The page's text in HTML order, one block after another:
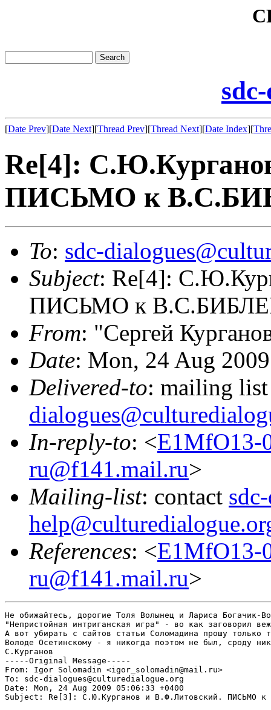
[Date Prev][Date Next][Thread Prev][Thread Next][Date Index][
Re[4]:
ПИСЬМО к
To: sdc-
Subject: Re[4]:
ПИСЬМО к
From: "Сергей
Date: Mon, 24 Aug
Delivered-to: mailing
In-reply-to: <E1MfO13-
ru@f141.mail.ru>
Mailing-list: contact
References: <E1MfO13-
ru@f141.mail.ru>
Не обижайтесь, дорогие Толя Волынец и Лариса Богачик-
"Непристойная интриганская игра" - во как заговорил
А вот убирать с сайтов статьи Соломадина прошу
Володе Осетинскому - я никогда поэтом не был, сроду
С.Курганов
-----Original Message-----
From: Igor Solomadin <igor_solomadin@mail.ru>
To: sdc-dialogues@culturedialogue.org
Date: Mon, 24 Aug 2009 05:06:33 +0400
Subject: Re[3]: С.Ю.Курганов и В.Ф.Литовский. ПИСЬМО к